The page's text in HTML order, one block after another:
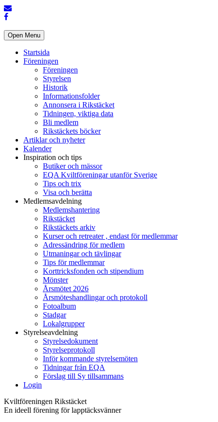
Open Menu
Startsida
Föreningen
Föreningen
Styrelsen
Historik
Informationsfolder
Annonsera i Rikstäcket
Tidningen, viktiga data
Bli medlem
Rikstäckets böcker
Artiklar och nyheter
Kalender
Inspiration och tips
Butiker och mässor
EQA Kviltföreningar utanför Sverige
Tips och trix
Visa och berätta
Medlemsavdelning
Medlemshantering
Rikstäcket
Rikstäckets arkiv
Kurser och retreater , endast för medlemmar
Adressändring för medlem
Utmaningar och tävlingar
Tips för medlemmar
Korttricksfonden och stipendium
Mönster
Årsmötet 2026
Årsmöteshandlingar och protokoll
Fotoalbum
Stadgar
Lokalgrupper
Styrelseavdelning
Styrelsedokument
Styrelseprotokoll
Inför kommande styrelsemöten
Tidningar från EQA
Förslag till Sy tillsammans
Login
Kviltföreningen Rikstäcket
En ideell förening för lapptäcksvänner